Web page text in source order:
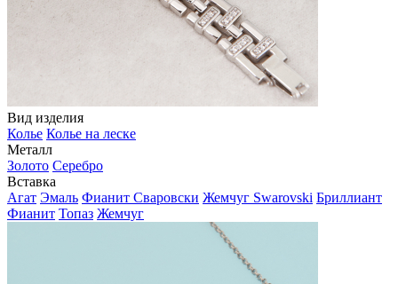
Вид изделия
Колье Колье на леске
Металл
Золото Серебро
Вставка
Агат Эмаль Фианит Сваровски Жемчуг Swarovski Бриллиант
Фианит Топаз Жемчуг